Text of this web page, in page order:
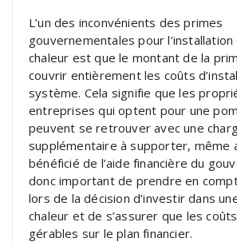
L’un des inconvénients des primes
gouvernementales pour
chaleur est que le montant de la
couvrir entièrement les coûts
système. Cela signifie que les
entreprises qui optent pour une
peuvent se retrouver avec une
supplémentaire à supporter, même
bénéficié de l’aide financière du
donc important de prendre en
lors de la décision d’investir dans
chaleur et de s’assurer que les
gérables sur le plan financier.